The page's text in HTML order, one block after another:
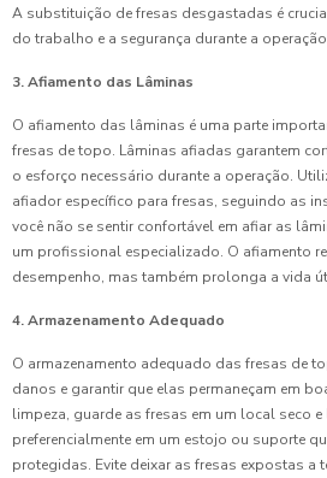
A substituição de fresas desgastadas é
do trabalho e a segurança durante a
3. Afiamento das Lâminas
O afiamento das lâminas é uma parte
fresas de topo. Lâminas afiadas garantem
o esforço necessário durante a operação.
afiador específico para fresas, seguindo as
você não se sentir confortável em afiar as
um profissional especializado. O afiamento
desempenho, mas também prolonga a vida
4. Armazenamento Adequado
O armazenamento adequado das fresas de
danos e garantir que elas permaneçam em
limpeza, guarde as fresas em um local seco e
preferencialmente em um estojo ou suporte
protegidas. Evite deixar as fresas expostas a